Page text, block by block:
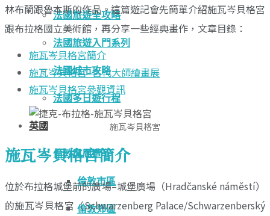
法國旅遊全攻略
法國旅遊入門系列
法國城市攻略
法國多日遊行程
英國
倫敦與周遭
倫敦市區
倫敦郊區
林布蘭跟魯本斯的作品。這篇遊記會先簡單介紹施瓦岑貝格宮
跟布拉格國立美術館，再分享一些經典畫作，文章目錄：
施瓦岑貝格宮簡介
施瓦岑貝格宮–古代大師繪畫展
施瓦岑貝格宮參觀資訊
施瓦岑貝格宮
施瓦岑貝格宮簡介
位於布拉格城堡前的廣場–城堡廣場（Hradčanské náměstí）
的施瓦岑貝格宮（Schwarzenberg Palace/Schwarzenberský